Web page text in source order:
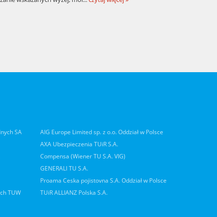
SA
TUW
AIG Europe Limited sp. z o.o. Oddział w Polsce
AXA Ubezpieczenia TUiR S.A.
Compensa (Wiener TU S.A. VIG)
GENERALI TU S.A.
Proama Ceska pojistovna S.A. Oddział w Polsce
TUiR ALLIANZ Polska S.A.